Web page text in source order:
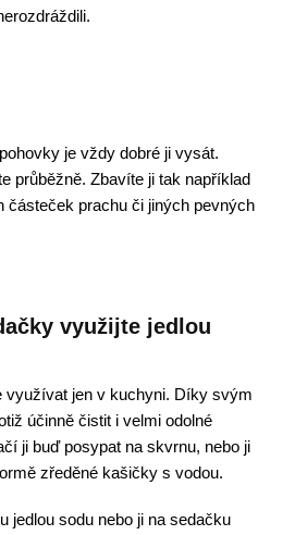
je vždy dobré ji vysát.
průběžně. Zbavíte ji tak například
částeček prachu či jiných pevných
využijte jedlou
využívat jen v kuchyni. Díky svým
účinně čistit i velmi odolné
ji buď posypat na skvrnu, nebo ji
zředěné kašičky s vodou.
jedlou sodu nebo ji na sedačku